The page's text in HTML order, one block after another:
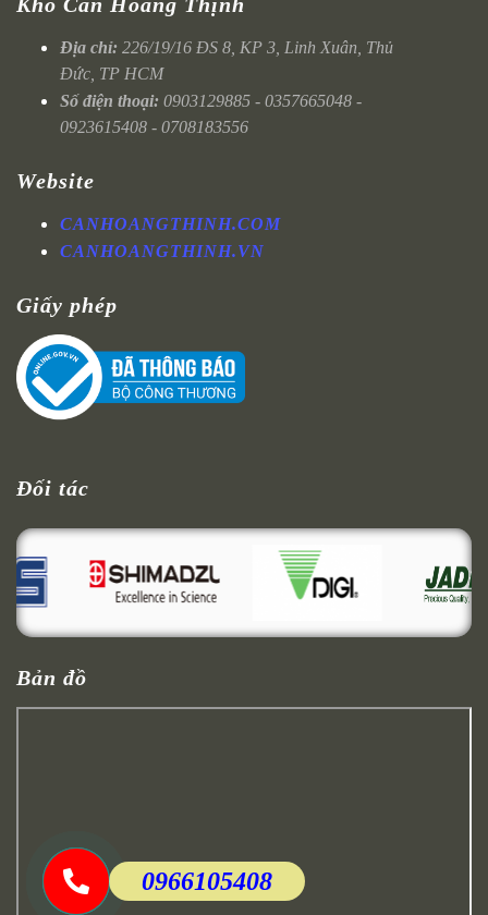
0966105408
Địa chỉ: 226/19/16 ĐS 8, KP 3, Linh Xuân, Thủ
Đức, TP HCM
Số điện thoại: 0903129885 - 0357665048 -
0923615408 - 0708183556
Website
CANHOANGTHINH.COM
CANHOANGTHINH.VN
Giấy phép
Đối tác
Bản đồ